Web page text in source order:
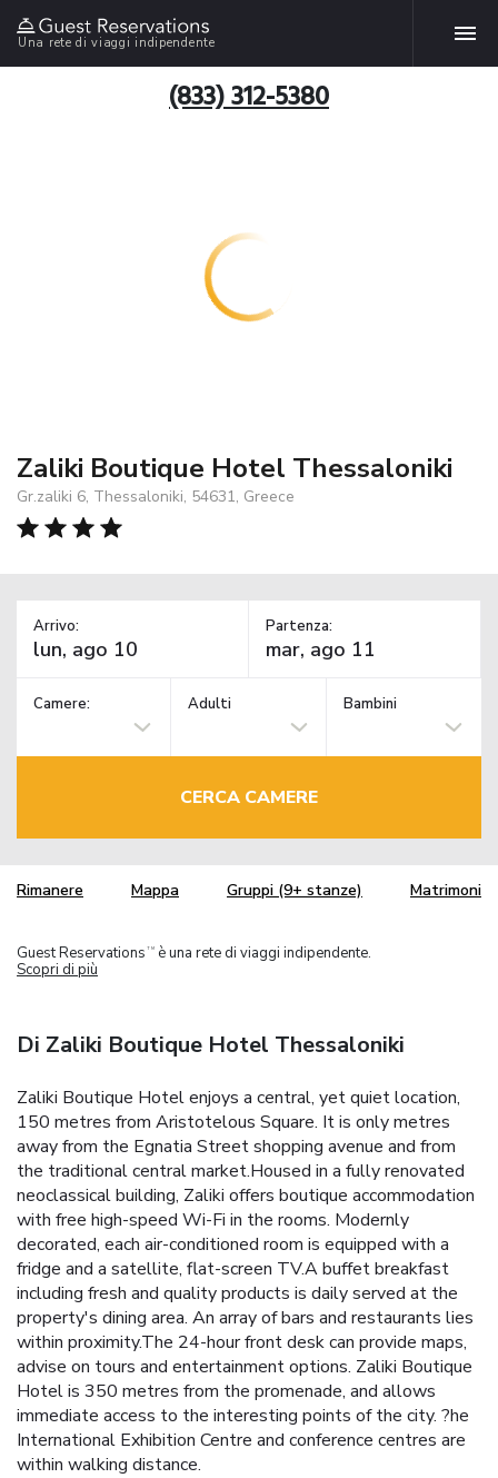
Una rete di viaggi indipendente
(833) 312-5380
Zaliki Boutique Hotel Thessaloniki
Gr.zaliki 6, Thessaloniki, 54631, Greece
Arrivo: Partenza:
Camere: Adulti Bambini
CERCA CAMERE
Rimanere Mappa Gruppi (9+ stanze) Matrimoni
Guest Reservations TM
è una rete di viaggi indipendente.
Scopri di più
Di Zaliki Boutique Hotel Thessaloniki
Zaliki Boutique Hotel enjoys a central, yet quiet location,
150 metres from Aristotelous Square. It is only metres
away from the Egnatia Street shopping avenue and from
the traditional central market.Housed in a fully renovated
neoclassical building, Zaliki offers boutique accommodation
with free high-speed Wi-Fi in the rooms. Modernly
decorated, each air-conditioned room is equipped with a
fridge and a satellite, flat-screen TV.A buffet breakfast
including fresh and quality products is daily served at the
property's dining area. An array of bars and restaurants lies
within proximity.The 24-hour front desk can provide maps,
advise on tours and entertainment options. Zaliki Boutique
Hotel is 350 metres from the promenade, and allows
immediate access to the interesting points of the city. ?he
International Exhibition Centre and conference centres are
within walking distance.